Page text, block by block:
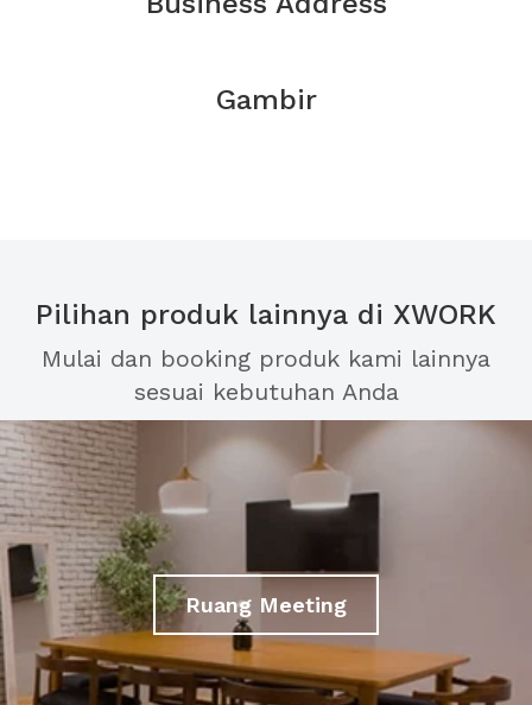
Gambir
Pilihan produk lainnya di XWORK
Mulai dan booking produk kami lainnya
sesuai kebutuhan Anda
Ruang Meeting